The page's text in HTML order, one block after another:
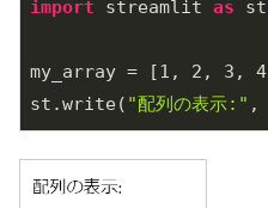
import streamlit as st
my_array = [1 , 2 , 3 , 4
st.write( "配列の表示:"